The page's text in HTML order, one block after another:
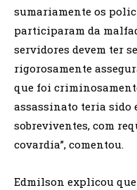
sumariamente os
participaram da
servidores devem ter
rigorosamente
que foi
assassinato teria sido
sobreviventes, com
covardia”, comentou.
Edmilson explicou